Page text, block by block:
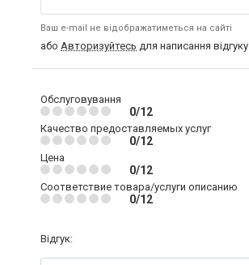
Ваш e-mail не відображатиметься на сайті
або Авторизуйтесь для написання відгуку
Обслуговування
0/12
Качество предоставляемых услуг
0/12
Цена
0/12
Соответствие товара/услуги описанию
0/12
Відгук: